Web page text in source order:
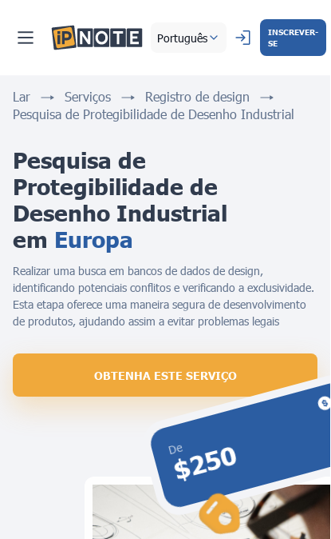
Português
INSCREVER-
SE
Lar Serviços
Registro de design
Pesquisa de Protegibilidade de Desenho Industrial
Pesquisa de
Protegibilidade de
Desenho Industrial
em Europa
De
$250
Realizar uma busca em bancos de dados de design,
identificando potenciais conflitos e verificando a exclusividade.
Esta etapa oferece uma maneira segura de desenvolvimento
de produtos, ajudando assim a evitar problemas legais
OBTENHA ESTE SERVIÇO